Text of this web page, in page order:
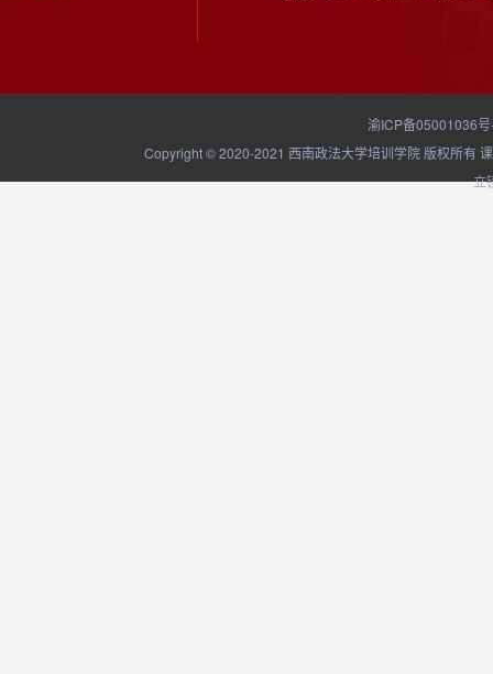
渝ICP备05001036
Copyright © 2020-2021 西南政法大学培训学院 版权所有
立